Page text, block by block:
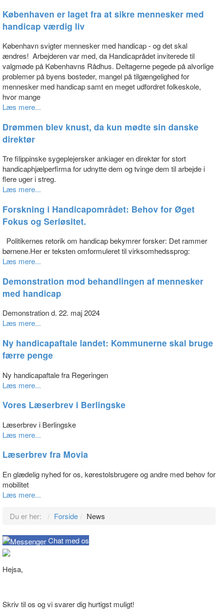
Københaven er laget fra at sikre mennesker med
handicap værdig liv
København svigter mennesker med handicap - og det skal
ændres! Arbejderen var med, da Handicaprådet inviterede til
valgmøde på Københavns Rådhus. Deltagerne pegede på alvorlige
problemer på byens bosteder, mangel på tilgængelighed for
mennesker med handicap samt en meget udfordret folkeskole,
hvor mange
Læs mere...
Drømmen blev knust, da kun mødte sin danske
direktør
Tre filippinske sygeplejersker ankiager en direktør for stort
handicaphjælperfirma for udnytte dem og tvinge dem til arbejde i
flere uger i streg.
Læs mere...
Forskning i Handicapområdet: Behov for Øget
Fokus og Seriøsitet.
Politikernes retorik om handicap bekymrer forsker: Det rammer
børnene.Her er teksten omformuleret til virksomhedssprog:
Læs mere...
Demonstration mod behandlingen af mennesker
med handicap
Demonstration d. 22. maj 2024
Læs mere...
Ny handicapaftale landet: Kommunerne skal bruge
færre penge
Ny handicapaftale fra Regeringen
Læs mere...
Vores Læserbrev i Berlingske
Læserbrev i Berlingske
Læs mere...
Læserbrev fra Movia
En glædelig nyhed for os, kørestolsbrugere og andre med behov for
mobilitet
Læs mere...
Du er her: Forside News
Chat med os
Hejsa,
Skriv til os og vi svarer dig hurtigst muligt!